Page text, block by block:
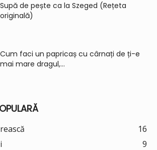
Supă de pește ca la Szeged (Rețeta
originală)
Cum faci un papricaș cu cârnați de ți-e
mai mare dragul,...
16
9